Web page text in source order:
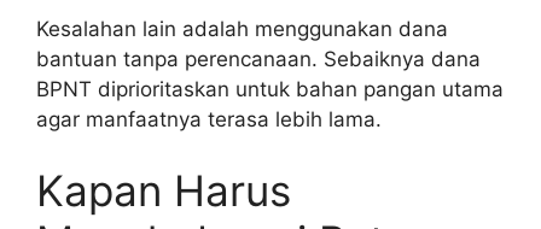
Kesalahan lain adalah menggunakan dana
bantuan tanpa perencanaan. Sebaiknya dana
BPNT diprioritaskan untuk bahan pangan utama
agar manfaatnya terasa lebih lama.
Kapan Harus